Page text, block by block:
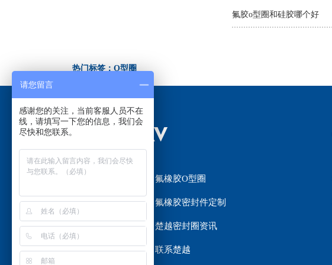
氟胶o型圈和硅胶哪个好
热门标签：O型圈
氟橡胶O型圈
氟橡胶密封圈 氟橡胶密封件定制
楚越密封圈选材 楚越密封圈资讯
关于楚越 联系楚越
请您留言
感谢您的关注，当前客服人员不在
线，请填写一下您的信息，我们会
尽快和您联系。